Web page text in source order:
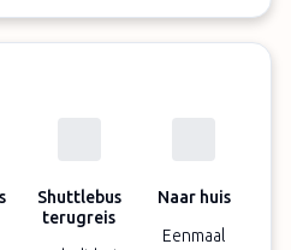
Shuttlebus
terugreis
Naar huis
Eenmaal